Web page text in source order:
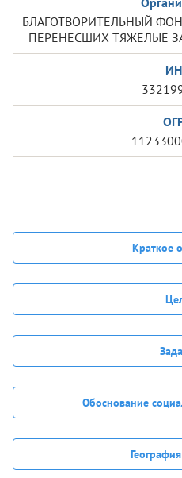
БЛАГОТВОРИТЕЛЬНЫЙ
ПЕРЕНЕСШИХ ТЯЖЕЛЫЕ
Краткое
Обоснование